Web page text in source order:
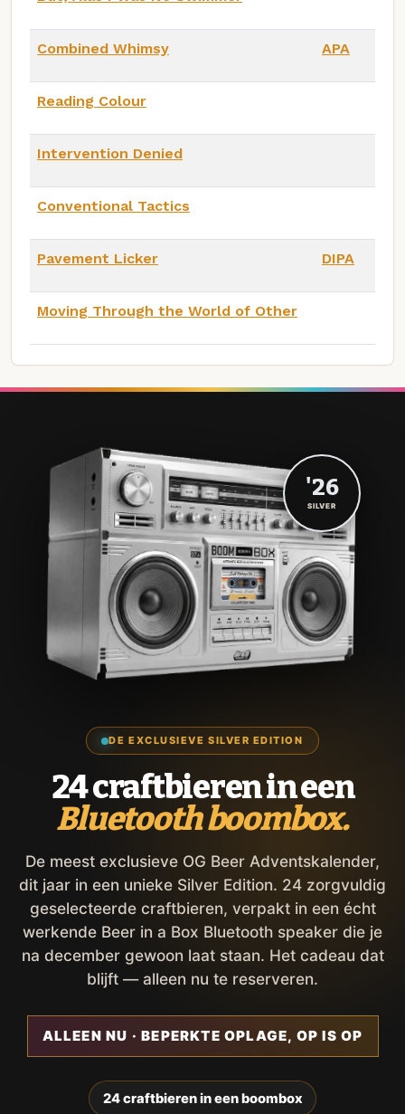
Combined Whimsy APA
Reading Colour
Intervention Denied
Conventional Tactics
Pavement Licker DIPA
Moving Through the World of Other
DE EXCLUSIEVE SILVER EDITION
24 craftbieren in een
Bluetooth boombox.
De meest exclusieve OG Beer Adventskalender,
dit jaar in een unieke Silver Edition. 24 zorgvuldig
geselecteerde craftbieren, verpakt in een écht
werkende Beer in a Box Bluetooth speaker die je
na december gewoon laat staan. Het cadeau dat
blijft — alleen nu te reserveren.
ALLEEN NU · BEPERKTE OPLAGE, OP IS OP
24 craftbieren in een boombox
'26
SILVER